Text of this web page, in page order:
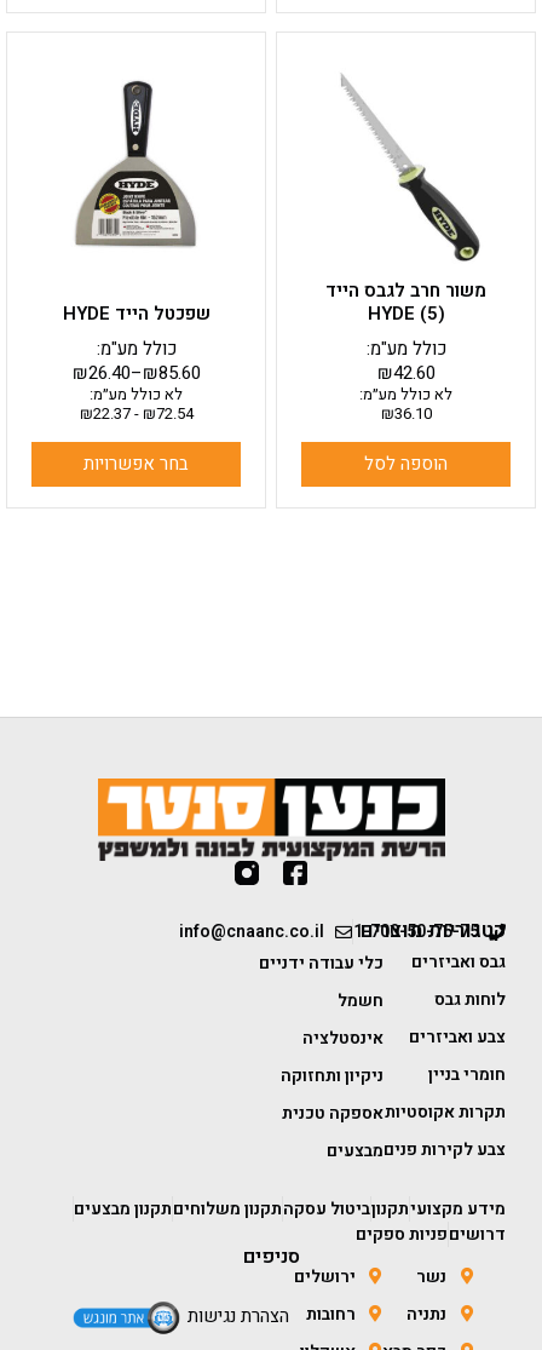
משור חרב לגבס הייד
HYDE (5)
₪42.60
כולל מע"מ:
לא כולל מע״מ:
₪36.10
הוספה לסל
שפכטל הייד HYDE
₪26.40–₪85.60
כולל מע"מ:
לא כולל מע״מ:
₪72.54
-
₪22.37
בחר אפשרויות
יש
מספר
סוגים.
ניתן
לבחור
את
האפשרויות
1-700-50-75-75
info@cnaanc.co.il קטגוריות מוצרים
גבס ואביזרים
לוחות גבס
צבע ואביזרים
חומרי בניין
תקרות אקוסטיות
צבע לקירות פנים
כלי עבודה ידניים
חשמל
אינסטלציה
ניקיון ותחזוקה
אספקה טכנית
מבצעים
מידע מקצועיתקנוןביטול עסקהתקנון משלוחיםתקנון מבצעים
דרושיםפניות ספקים
סניפים
נשר
נתניה
ירושלים
רחובות
הצהרת נגישות